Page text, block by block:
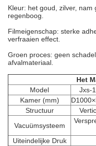
Kleur: het goud, zilver, nam
regenboog.
Filmeigenschap: sterke
verfraaien effect.
Groen proces: geen
afvalmateriaal.
Het
Model
Jxs-
Kamer (mm)
Structuur
Vacuümsysteem
Uiteindelijke Druk